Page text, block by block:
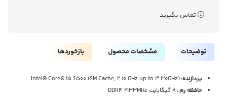
تماس بگیرید
توضیحات مشخصات محصول بازخوردها
پردازنده:Intel® Core® i5 6500 (6M Cache, 2.10 GHz up to 3.30GHz)
حافظه رم:8 گیگابایت DDR4 2133MHz